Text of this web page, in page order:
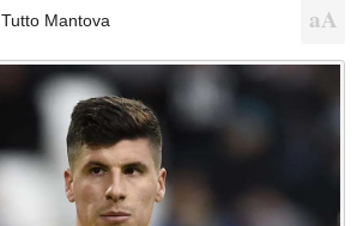
Tutto Mantova